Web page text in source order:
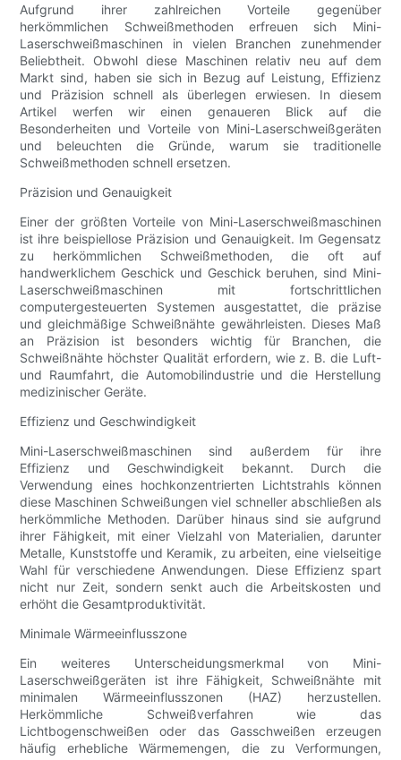
Aufgrund ihrer zahlreichen Vorteile gegenüber
herkömmlichen Schweißmethoden erfreuen sich Mini-
Laserschweißmaschinen in vielen Branchen zunehmender
Beliebtheit. Obwohl diese Maschinen relativ neu auf dem
Markt sind, haben sie sich in Bezug auf Leistung, Effizienz
und Präzision schnell als überlegen erwiesen. In diesem
Artikel werfen wir einen genaueren Blick auf die
Besonderheiten und Vorteile von Mini-Laserschweißgeräten
und beleuchten die Gründe, warum sie traditionelle
Schweißmethoden schnell ersetzen.
Präzision und Genauigkeit
Einer der größten Vorteile von Mini-Laserschweißmaschinen
ist ihre beispiellose Präzision und Genauigkeit. Im Gegensatz
zu herkömmlichen Schweißmethoden, die oft auf
handwerklichem Geschick und Geschick beruhen, sind Mini-
Laserschweißmaschinen mit fortschrittlichen
computergesteuerten Systemen ausgestattet, die präzise
und gleichmäßige Schweißnähte gewährleisten. Dieses Maß
an Präzision ist besonders wichtig für Branchen, die
Schweißnähte höchster Qualität erfordern, wie z. B. die Luft-
und Raumfahrt, die Automobilindustrie und die Herstellung
medizinischer Geräte.
Effizienz und Geschwindigkeit
Mini-Laserschweißmaschinen sind außerdem für ihre
Effizienz und Geschwindigkeit bekannt. Durch die
Verwendung eines hochkonzentrierten Lichtstrahls können
diese Maschinen Schweißungen viel schneller abschließen als
herkömmliche Methoden. Darüber hinaus sind sie aufgrund
ihrer Fähigkeit, mit einer Vielzahl von Materialien, darunter
Metalle, Kunststoffe und Keramik, zu arbeiten, eine vielseitige
Wahl für verschiedene Anwendungen. Diese Effizienz spart
nicht nur Zeit, sondern senkt auch die Arbeitskosten und
erhöht die Gesamtproduktivität.
Minimale Wärmeeinflusszone
Ein weiteres Unterscheidungsmerkmal von Mini-
Laserschweißgeräten ist ihre Fähigkeit, Schweißnähte mit
minimalen Wärmeeinflusszonen (HAZ) herzustellen.
Herkömmliche Schweißverfahren wie das
Lichtbogenschweißen oder das Gasschweißen erzeugen
häufig erhebliche Wärmemengen, die zu Verformungen,